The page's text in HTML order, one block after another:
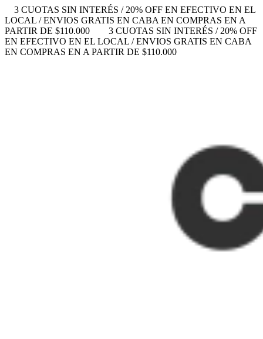
3 CUOTAS SIN INTERÉS / 20% OFF EN EFECTIVO EN EL
LOCAL / ENVIOS GRATIS EN CABA EN COMPRAS EN A
PARTIR DE $110.000
3 CUOTAS SIN INTERÉS / 20% OFF
EN EFECTIVO EN EL LOCAL / ENVIOS GRATIS EN CABA
EN COMPRAS EN A PARTIR DE $110.000